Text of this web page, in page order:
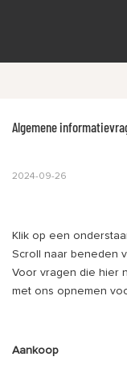
Algemene
2024-09-26
Klik op een
Scroll naar beneden
Voor vragen die hier
met ons opnemen
Aankoop